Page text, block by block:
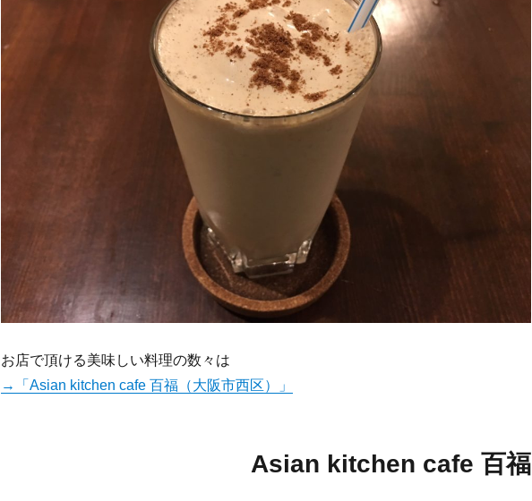
お店で頂ける美味しい料理の数々は
→「Asian kitchen cafe 百福（大阪市西区）」
Asian kitchen cafe 百福